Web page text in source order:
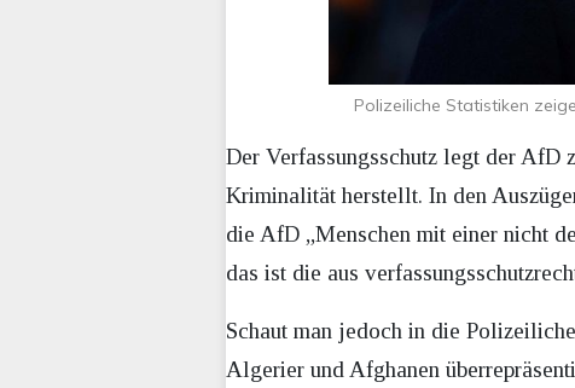
Polizeiliche Statistiken
Der Verfassungsschutz legt der AfD
Kriminalität herstellt. In den
die AfD „Menschen mit einer nicht
das ist die aus
Schaut man jedoch in die
Algerier und Afghanen